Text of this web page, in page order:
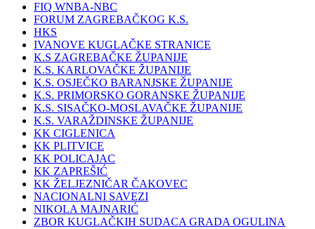
FIQ WNBA-NBC
FORUM ZAGREBAČKOG K.S.
HKS
IVANOVE KUGLAČKE STRANICE
K.S ZAGREBAČKE ŽUPANIJE
K.S. KARLOVAČKE ŽUPANIJE
K.S. OSJEČKO BARANJSKE ŽUPANIJE
K.S. PRIMORSKO GORANSKE ŽUPANIJE
K.S. SISAČKO-MOSLAVAČKE ŽUPANIJE
K.S. VARAŽDINSKE ŽUPANIJE
KK CIGLENICA
KK PLITVICE
KK POLICAJAC
KK ZAPREŠIĆ
KK ŽELJEZNIČAR ČAKOVEC
NACIONALNI SAVEZI
NIKOLA MAJNARIĆ
ZBOR KUGLAČKIH SUDACA GRADA OGULINA